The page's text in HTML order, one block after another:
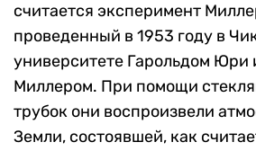
считается эксперимент
проведенный в 1953 году в
университете Гарольдом Юри
Миллером. При помощи
трубок они воспроизвели
Земли, состоявшей, как